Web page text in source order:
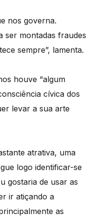
nos governa.
ser montadas fraudes
sempre”, lamenta.
houve “algum
cívica dos
levar a sua arte
atrativa, uma
logo identificar-se
gostaria de usar as
ir atiçando a
as